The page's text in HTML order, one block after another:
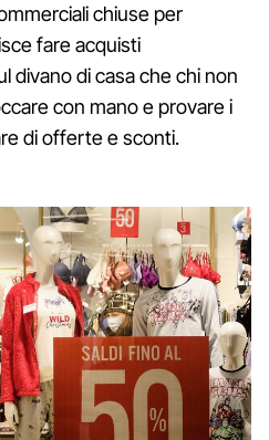
chiuse per
fare acquisti
divano di casa che chi non
con mano e provare i
di offerte e sconti.